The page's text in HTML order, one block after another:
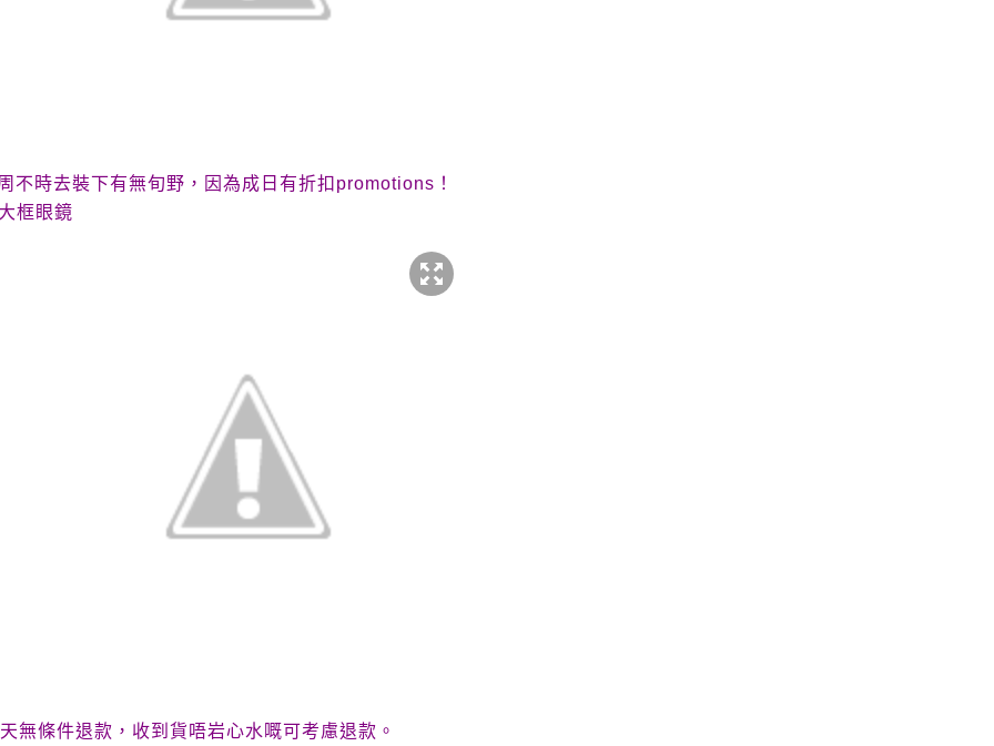
不時去裝下有無旬野，因為成日有折扣 promotions ！
框眼鏡
天無條件退款，收到貨唔岩心水嘅可考慮退款。